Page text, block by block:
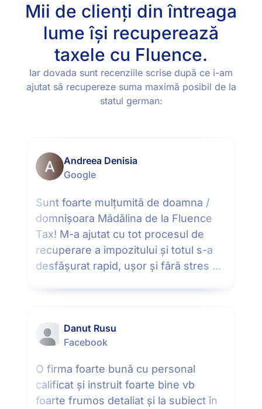
Mii de clienți din întreaga
lume își recuperează
taxele cu Fluence.
Iar dovada sunt recenziile scrise după ce i-am
ajutat să recupereze suma maximă posibil de la
statul german:
Sunt foarte mulțumită de doamna /
domnișoara Mădălina de la Fluence
Tax! M-a ajutat cu tot procesul de
recuperare a impozitului și totul s-a
desfășurat rapid, ușor și fără stres ...
Andreea Denisia
Google
O firma foarte bună cu personal
calificat și instruit foarte bine vb
foarte frumos detaliat și la subiect în
Danut Rusu
Facebook